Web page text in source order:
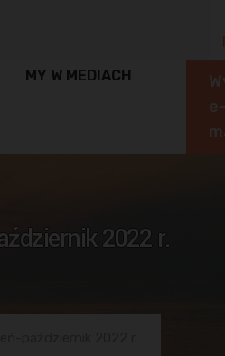
MY W MEDIACH
e-
2022 r.